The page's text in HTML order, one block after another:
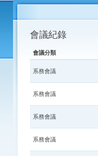
會議紀錄
會議分類
系務會議
系務會議
系務會議
系務會議